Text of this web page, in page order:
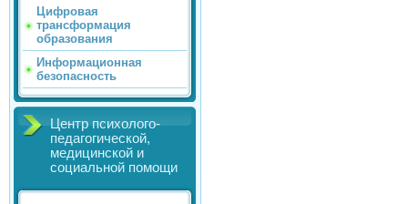
Цифровая
трансформация
образования
Информационная
безопасность
Центр психолого-
педагогической,
медицинской и
социальной помощи